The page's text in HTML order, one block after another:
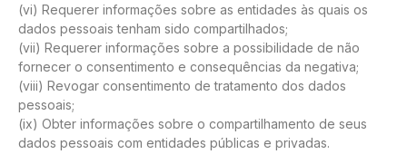
(vi) Requerer informações sobre as entidades às quais os
dados pessoais tenham sido compartilhados;
(vii) Requerer informações sobre a possibilidade de não
fornecer o consentimento e consequências da negativa;
(viii) Revogar consentimento de tratamento dos dados
pessoais;
(ix) Obter informações sobre o compartilhamento de seus
dados pessoais com entidades públicas e privadas.